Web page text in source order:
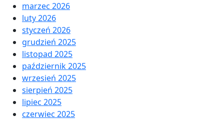
marzec 2026
luty 2026
styczeń 2026
grudzień 2025
listopad 2025
październik 2025
wrzesień 2025
sierpień 2025
lipiec 2025
czerwiec 2025